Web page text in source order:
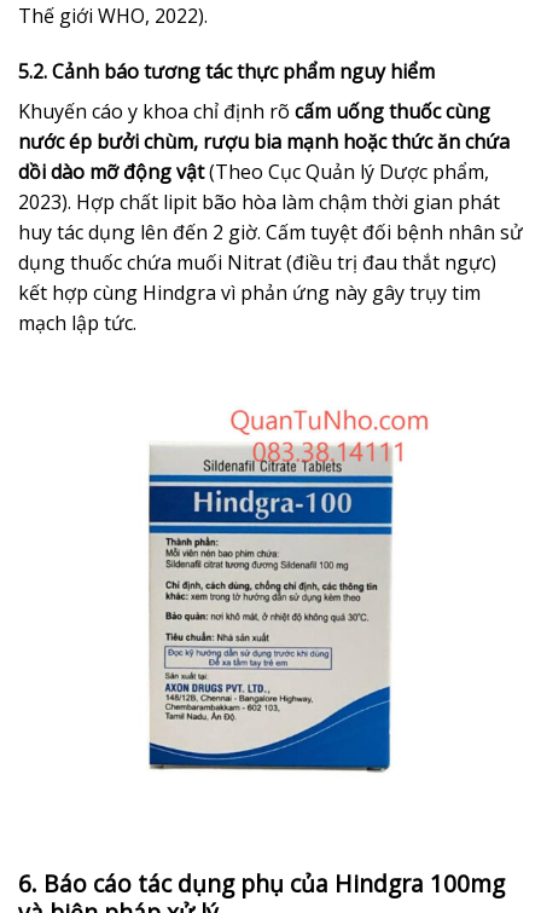
Thế giới WHO, 2022).
5.2. Cảnh báo tương tác thực phẩm nguy hiểm
Khuyến cáo y khoa chỉ định rõ cấm uống thuốc cùng
nước ép bưởi chùm, rượu bia mạnh hoặc thức ăn chứa
dồi dào mỡ động vật(Theo Cục Quản lý Dược phẩm,
2023). Hợp chất lipit bão hòa làm chậm thời gian phát
huy tác dụng lên đến 2 giờ. Cấm tuyệt đối bệnh nhân sử
dụng thuốc chứa muối Nitrat (điều trị đau thắt ngực)
kết hợp cùng Hindgra vì phản ứng này gây trụy tim
mạch lập tức.
6. Báo cáo tác dụng phụ của Hindgra 100mg